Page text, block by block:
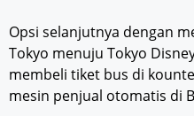
Opsi selanjutnya dengan
Tokyo menuju Tokyo
membeli tiket bus di
mesin penjual otomatis di